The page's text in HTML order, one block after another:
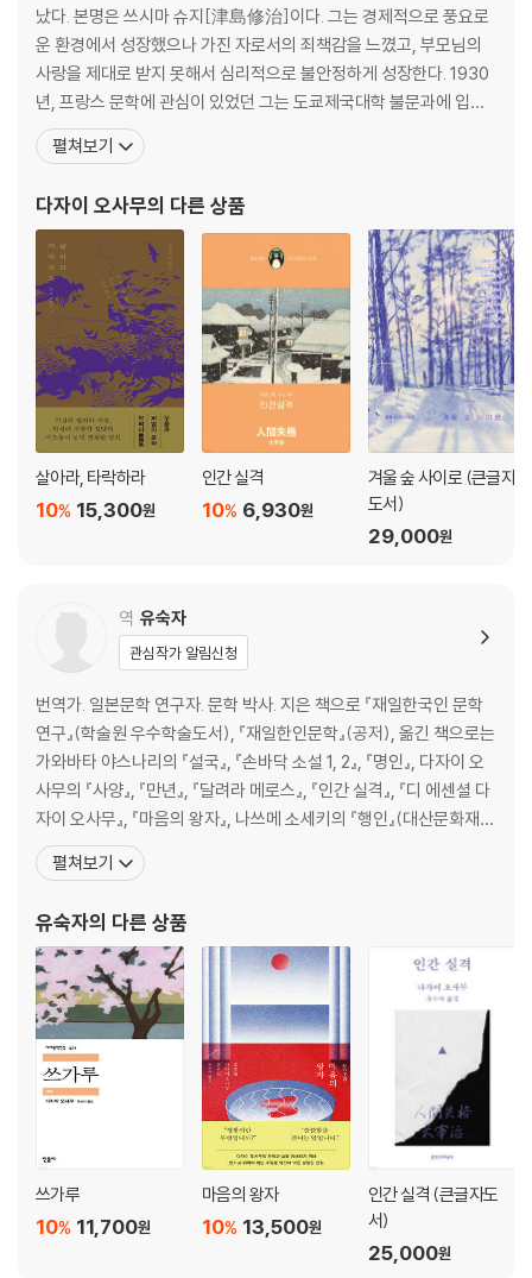
났다. 본명은 쓰시마 슈지[津島修治]이다. 그는 경제적으로 풍요로
운 환경에서 성장했으나 가진 자로서의 죄책감을 느꼈고, 부모님의
사랑을 제대로 받지 못해서 심리적으로 불안정하게 성장한다. 1930
년, 프랑스 문학에 관심이 있었던 그는 도쿄제국대학 불문과에 입학
하지만, 중퇴하고 소설가가 되기로 결심한다. 이후 소설가 이부세 마
스지[井伏_二]의 문하생으로 들어간 그는 본명 대신 다자이 오사무
行)」을 발표하면서 본격적으로 작가의 길을 걷게
펼쳐보기
다자이 오사무의 다른 상품
살아라, 타락하라
15,300원
10%
인간 실격
6,930원
10%
겨울 숲 사이로 (큰글자
도서)
29,000원
역 유숙자
관심작가 알림신청
번역가. 일본문학 연구자. 문학 박사. 지은 책으로 『재일한국인 문학
연구』(학술원 우수학술도서), 『재일한인문학』(공저), 옮긴 책으로는
가와바타 야스나리의 『설국』, 『손바닥 소설 1, 2』, 『명인』, 다자이 오
사무의 『사양』, 『만년』, 『달려라 메로스』, 『인간 실격』, 『디 에센셜 다
자이 오사무』, 『마음의 왕자』, 나쓰메 소세키의 『행인』(대산문화재단
번역 지원), 『유리문 안에서』, 엔도 슈사쿠의 『깊은 강』, 오에 겐자부
로의 『새싹 뽑기, 어린 짐승 쏘기』, 쓰시마 유코의 『「나」』, 김시종 시선
펼쳐보기
유숙자의 다른 상품
쓰가루
11,700원
10%
마음의 왕자
13,500원
10%
인간 실격 (큰글자도
서)
25,000원